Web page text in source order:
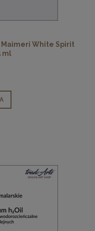
Maimeri White Spirit
ml